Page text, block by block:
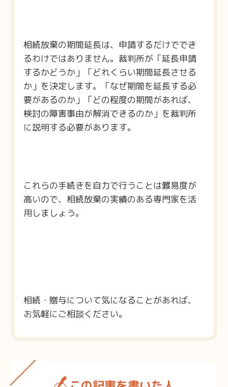
相続放棄の期間延長は、申請するだけででき
るわけではありません。裁判所が「延長申請
するかどうか」「どれくらい期間延長させる
か」を決定します。「なぜ期間を延長する必
要があるのか」「どの程度の期間があれば、
検討の障害事由が解消できるのか」を裁判所
に説明する必要があります。
これらの手続きを自力で行うことは難易度が
高いので、相続放棄の実績のある専門家を活
用しましょう。
相続・贈与について気になることがあれば、
お気軽にご相談ください。